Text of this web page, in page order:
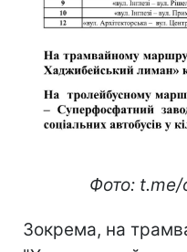
Фото:
Зокрема, на